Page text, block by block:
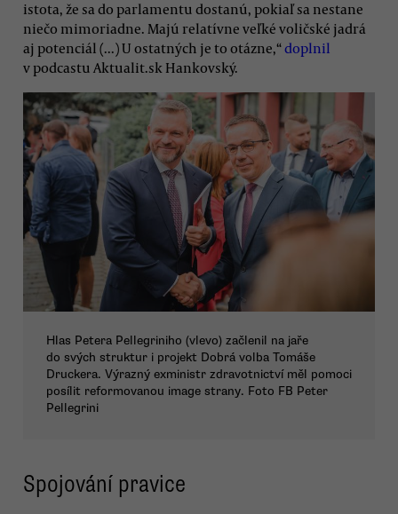
istota, že sa do parlamentu dostanú, pokiaľ sa nestane
niečo mimoriadne. Majú relatívne veľké voličské jadrá
aj potenciál (...) U ostatných je to otázne,“doplnil
v podcastu Aktualit.sk Hankovský.
Hlas Petera Pellegriniho (vlevo) začlenil na jaře
do svých struktur i projekt Dobrá volba Tomáše
Druckera. Výrazný exministr zdravotnictví měl pomoci
posílit reformovanou image strany. Foto FB Peter
Pellegrini
Spojování pravice